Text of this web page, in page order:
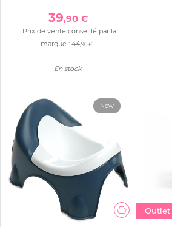
39,90 €
Prix de vente conseillé par la
marque :44,90 €
En stock
New
Outlet